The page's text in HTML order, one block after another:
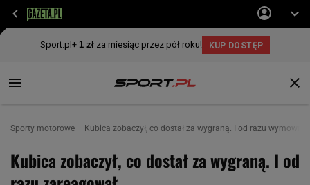
Sporty motorowe Kubica zobaczył, co dostał za wygraną. I od razu
Kubica zobaczył, co dostał za wygraną. I od